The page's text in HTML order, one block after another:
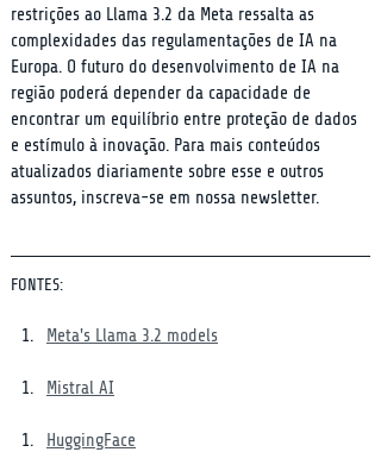
restrições ao Llama 3.2 da Meta ressalta as
complexidades das regulamentações de IA na
Europa. O futuro do desenvolvimento de IA na
região poderá depender da capacidade de
encontrar um equilíbrio entre proteção de dados
e estímulo à inovação. Para mais conteúdos
atualizados diariamente sobre esse e outros
assuntos, inscreva-se em nossa newsletter.
FONTES:
Meta's Llama 3.2 models
Mistral AI
HuggingFace